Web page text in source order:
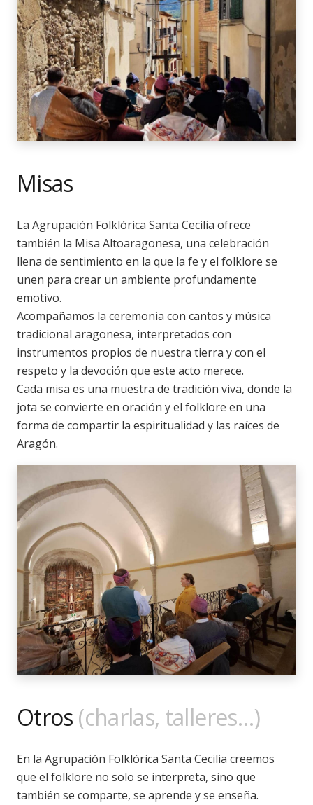
Misas
La Agrupación Folklórica Santa Cecilia ofrece
también la Misa Altoaragonesa, una celebración
llena de sentimiento en la que la fe y el folklore se
unen para crear un ambiente profundamente
emotivo.
Acompañamos la ceremonia con cantos y música
tradicional aragonesa, interpretados con
instrumentos propios de nuestra tierra y con el
respeto y la devoción que este acto merece.
Cada misa es una muestra de tradición viva, donde la
jota se convierte en oración y el folklore en una
forma de compartir la espiritualidad y las raíces de
Aragón.
Otros (charlas, talleres…)
En la Agrupación Folklórica Santa Cecilia creemos
que el folklore no solo se interpreta, sino que
también se comparte, se aprende y se enseña.